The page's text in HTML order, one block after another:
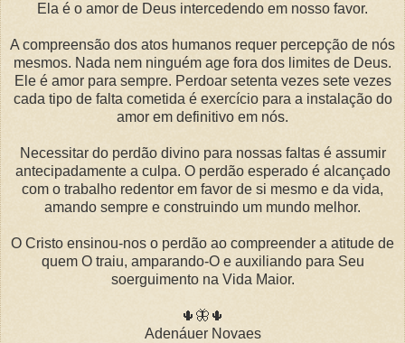
Ela é o amor de Deus intercedendo em nosso favor.
A compreensão dos atos humanos requer percepção de nós
mesmos. Nada nem ninguém age fora dos limites de Deus.
Ele é amor para sempre. Perdoar setenta vezes sete vezes
cada tipo de falta cometida é exercício para a instalação do
amor em definitivo em nós.
Necessitar do perdão divino para nossas faltas é assumir
antecipadamente a culpa. O perdão esperado é alcançado
com o trabalho redentor em favor de si mesmo e da vida,
amando sempre e construindo um mundo melhor.
O Cristo ensinou-nos o perdão ao compreender a atitude de
quem O traiu, amparando-O e auxiliando para Seu
soerguimento na Vida Maior.
🌵🦋🌵
Adenáuer Novaes